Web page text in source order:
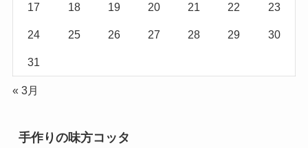
17 18 19 20 21 22 23
24 25 26 27 28 29 30
31
« 3月
手作りの味方コッタ